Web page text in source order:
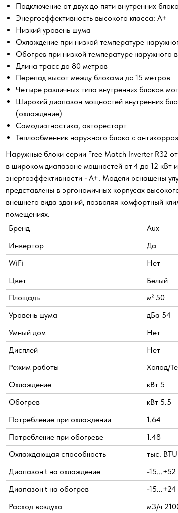
Подключение от двух до пяти внутренних
Энергоэффективность высокого класса: А+
Низкий уровень шума
Охлаждение при низкой температуре
Обогрев при низкой температуре наружного
Длина трасс до 80 метров
Перепад высот между блоками до 15 метров
Четыре различных типа внутренних блоков
Широкий диапазон мощностей внутренних
(охлаждение)
Самодиагностика, авторестарт
Теплообменник наружного блока с
Наружные блоки серии Free Match Inverter R32
в широком диапазоне мощностей от 4 до 12 кВт
энергоэффективности - А+. Модели оснащены
представлены в эргономичных корпусах
внешнего вида зданий, позволяя комфортный
помещениях.
Бренд
Aux
Инвертор
Да
WiFi
Нет
Цвет
Белый
Площадь
м² 50
Уровень шума
дБа 54
Умный дом
Нет
Дисплей
Нет
Режим работы
Холод/
Охлаждение
кВт 5
Обогрев
кВт 5.5
Потребление при охлаждении
1.64
Потребление при обогреве
1.48
Охлаждающая способность
тыс.
Диапазон t на охлаждение
-15...+52
Диапазон t на обогрев
-15...+24
Расход воздуха
м3/ч